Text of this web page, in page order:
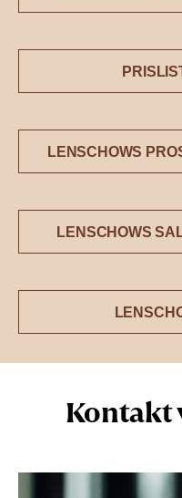
LENSCHOWS
LENSCHOWS
Kontakt